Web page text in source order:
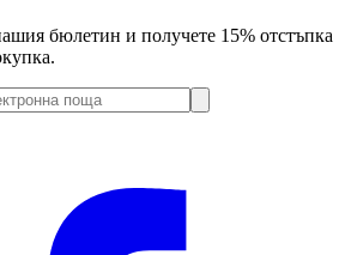
бюлетин и получете 15% отстъпка